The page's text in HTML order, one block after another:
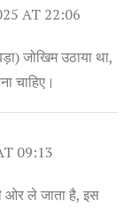
AT 22:06
जोखिम उठाया था,
चाहिए।
09:13
ले जाता है, इस